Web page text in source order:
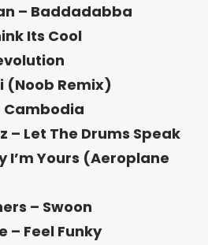
– Baddadabba
Its Cool
(Noob Remix)
Cambodia
– Let The Drums Speak
I’m Yours (Aeroplane
– Swoon
– Feel Funky